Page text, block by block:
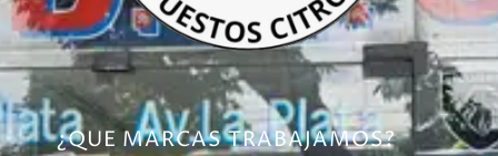
¿QUE MARCAS TRABAJAMOS?